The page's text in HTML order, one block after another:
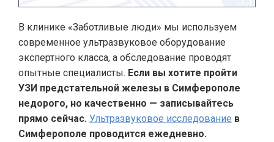
В клинике «Заботливые люди» мы используем
современное ультразвуковое оборудование
экспертного класса, а обследование проводят
опытные специалисты. Если вы хотите пройти
УЗИ предстательной железы в Симферополе
недорого, но качественно — записывайтесь
прямо сейчас. Ультразвуковое исследование в
Симферополе проводится ежедневно.